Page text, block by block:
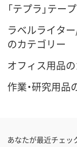
「テプラ」テー
ラベルライタ
のカテゴリー
オフィス用品
作業・研究用品
あなたが最近チェッ